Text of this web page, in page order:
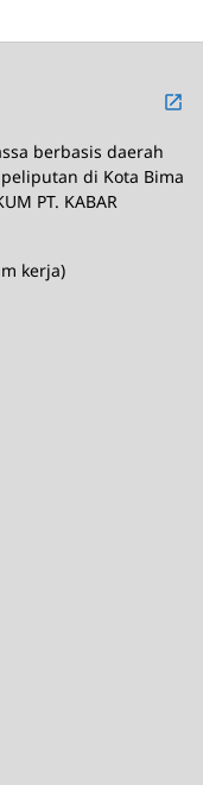
berbasis daerah
di Kota Bima
PT. KABAR
kerja)